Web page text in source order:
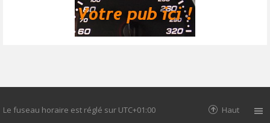
Le fuseau horaire est réglé sur UTC+01:00 Haut